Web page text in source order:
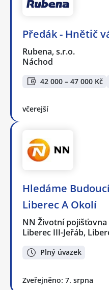
Předák - Hnětič
Rubena, s.r.o.
Náchod
42 000 – 47 000 Kč
včerejší
Hledáme
Liberec A Okolí
NN Životní pojišťovna
Liberec III-Jeřáb,
Plný úvazek
Zveřejněno: 7. srpna